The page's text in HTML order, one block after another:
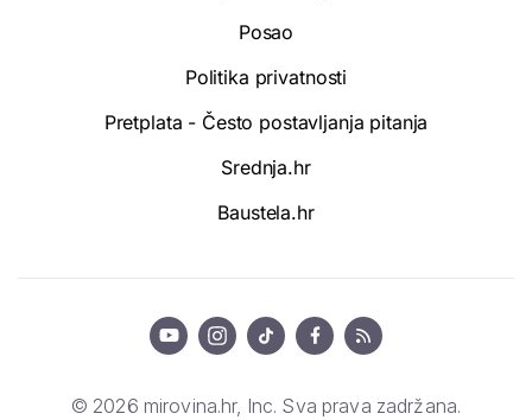
Posao
Politika privatnosti
Pretplata - Često postavljanja pitanja
Srednja.hr
Baustela.hr
© 2026 mirovina.hr, Inc. Sva prava zadržana.